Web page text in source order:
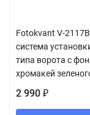
Fotokvant V-
система
типа ворота с
хромакей
2 990 ₽